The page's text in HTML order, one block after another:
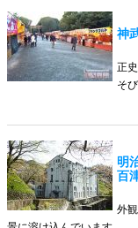
神
正
そ
明
百
外